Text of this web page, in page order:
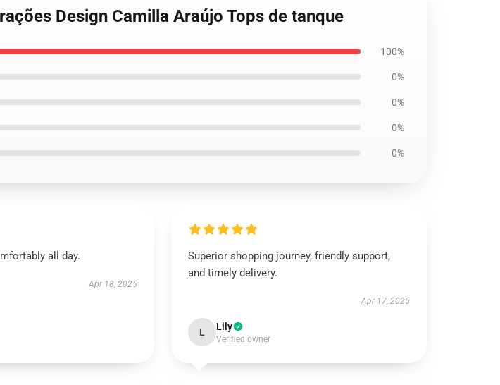
Design Camilla Araújo Tops de tanque
100%
0%
0%
0%
0%
all day.
Apr 18, 2025
Superior shopping journey, friendly support,
and timely delivery.
Apr 17, 2025
L Lily
Verified owner